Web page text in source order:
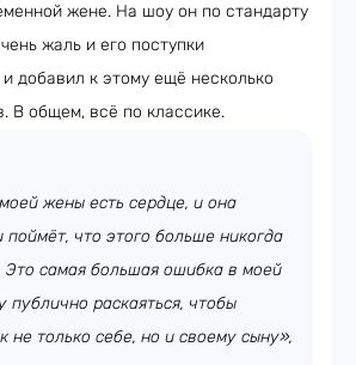
жене. На шоу он по стандарту
жаль и его поступки
добавил к этому ещё несколько
В общем, всё по классике.
жены есть сердце, и она
поймёт, что этого больше никогда
Это самая большая ошибка в моей
публично раскаяться, чтобы
не только себе, но и своему сыну»,